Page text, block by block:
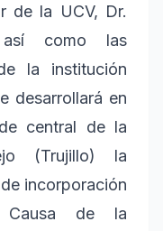
de la UCV, Dr.
así como las
la institución
desarrollará en
central de la
(Trujillo) la
incorporación
Causa de la